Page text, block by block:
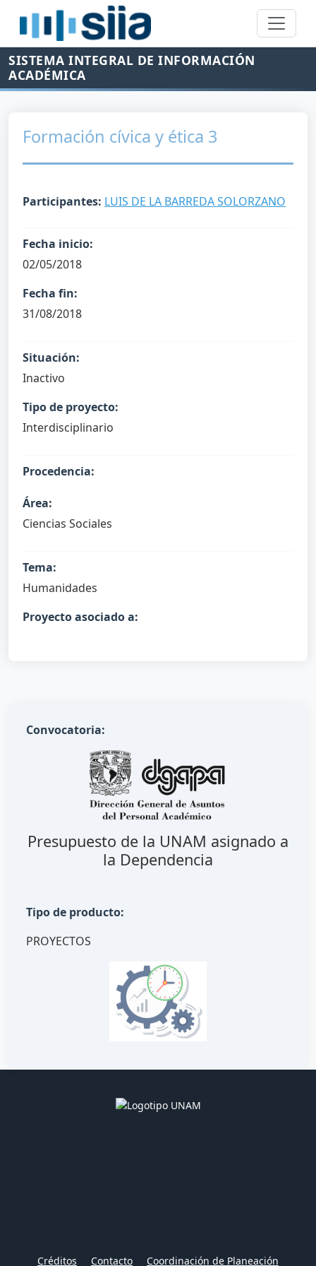
SISTEMA INTEGRAL DE INFORMACIÓN
ACADÉMICA
Formación cívica y ética 3
Participantes: LUIS DE LA BARREDA SOLORZANO
Fecha inicio:
02/05/2018
Fecha fin:
31/08/2018
Situación:
Inactivo
Tipo de proyecto:
Interdisciplinario
Procedencia:
Área:
Ciencias Sociales
Tema:
Humanidades
Proyecto asociado a:
Convocatoria:
Presupuesto de la UNAM asignado a
la Dependencia
Tipo de producto:
PROYECTOS
Créditos Contacto Coordinación de Planeación